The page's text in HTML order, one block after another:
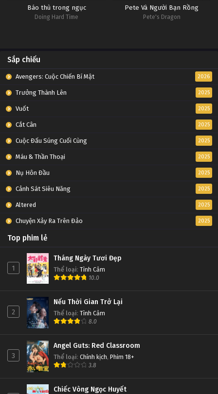
Báo thù trong ngục
Doing Hard Time
Pete Và Người Bạn Rồng
Pete's Dragon
Sắp chiếu
Avengers: Cuộc Chiến Bí Mật 2026
Trưởng Thành Lên 2025
Vuốt 2025
Cắt Cân 2025
Cuộc Đấu Súng Cuối Cùng 2025
Máu & Thần Thoại 2025
Nụ Hôn Đầu 2025
Cảnh Sát Siêu Năng 2025
Altered 2025
Chuyện Xảy Ra Trên Đảo 2025
Top phim lẻ
1
Tháng Ngày Tươi Đẹp
Thể loại: Tình Cảm
10.0
2
Nếu Thời Gian Trở Lại
Thể loại: Tình Cảm
8.0
3
Angel Guts: Red Classroom
Thể loại: Chính kịch, Phim 18+
3.8
Chiếc Vòng Ngọc Huyết